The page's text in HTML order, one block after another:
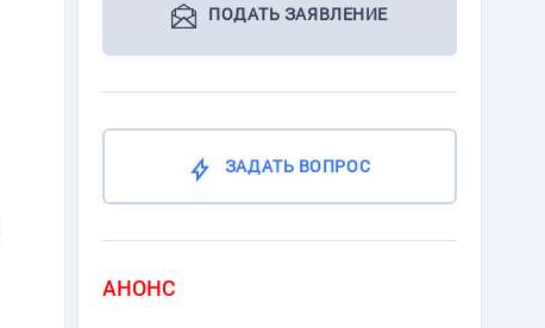
ПОДАТЬ ЗАЯВЛЕНИЕ
ЗАДАТЬ ВОПРОС
АНОНС